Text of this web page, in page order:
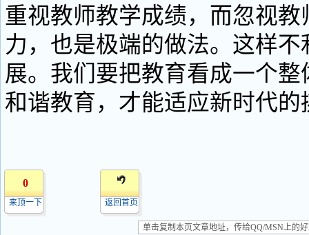
重视教师教学成绩，而忽视
力，也是极端的做法。这样不
展。我们要把教育看成一个
和谐教育，才能适应新时代
0
来顶一下 返回首页